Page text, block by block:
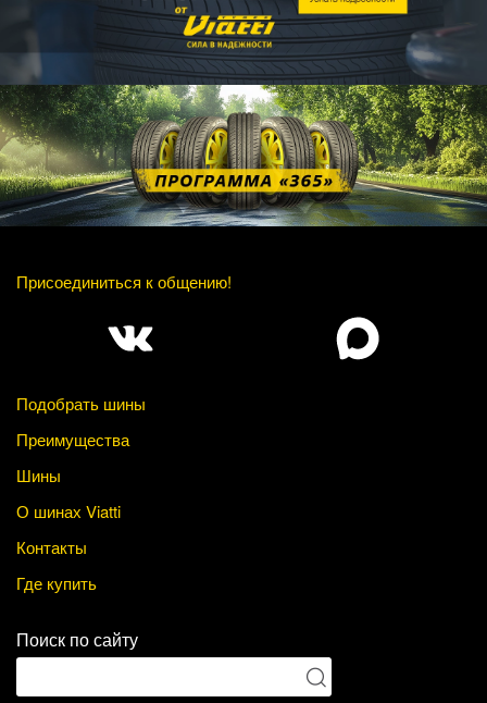
Присоединиться к общению!
Подобрать шины
Преимущества
Шины
О шинах Viatti
Контакты
Где купить
Поиск по сайту